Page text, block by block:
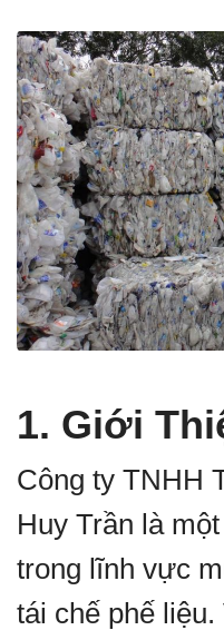
1. Giới
Công ty TNHH
Huy Trần là
trong lĩnh vực
tái chế phế